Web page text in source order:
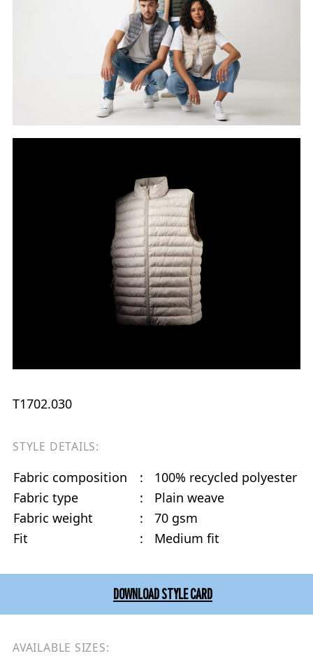
T1702.030
STYLE DETAILS:
Fabric composition :
100% recycled polyester
Fabric type
:
Plain weave
Fabric weight
:
70 gsm
Fit
: Medium fit
DOWNLOAD STYLE CARD
AVAILABLE SIZES: